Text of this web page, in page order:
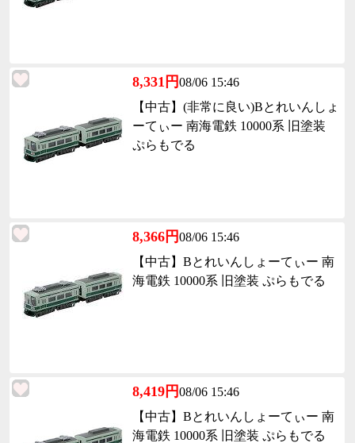
8,331円08/06 15:46
【中古】(非常に良い)Bとれいんしょ
ーてぃー 南海電鉄 10000系 旧塗装
ぷらもでる
8,366円08/06 15:46
【中古】Bとれいんしょーてぃー 南
海電鉄 10000系 旧塗装 ぷらもでる
8,419円08/06 15:46
【中古】Bとれいんしょーてぃー 南
海電鉄 10000系 旧塗装 ぷらもでる